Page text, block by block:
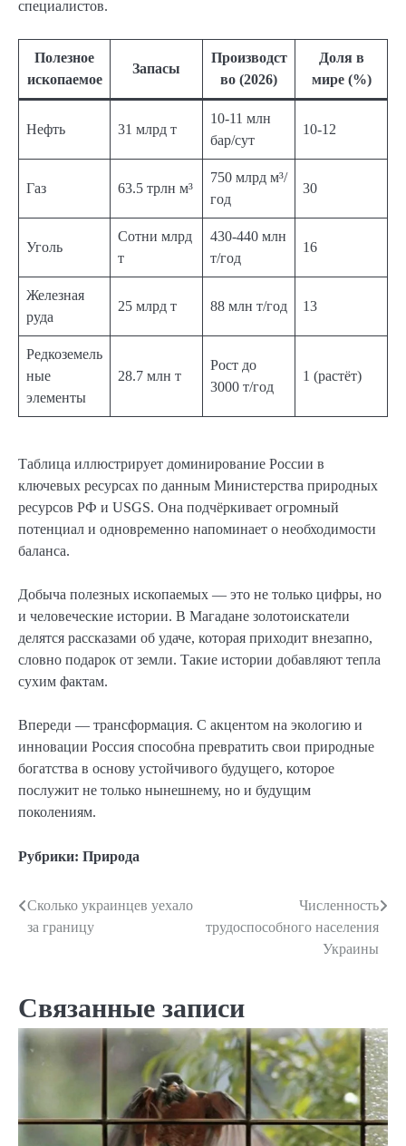
специалистов.
Полезное
ископаемое
Запасы
Производст
во (2026)
Доля в
мире (%)
Нефть 31 млрд т
10-11 млн
бар/сут
10-12
Газ 63.5 трлн м³
750 млрд м³/
год
30
Уголь
Сотни млрд
т
430-440 млн
т/год
16
Железная
руда
25 млрд т 88 млн т/год 13
Редкоземель
ные
элементы
28.7 млн т
Рост до
3000 т/год
1 (растёт)
Таблица иллюстрирует доминирование России в
ключевых ресурсах по данным Министерства природных
ресурсов РФ и USGS. Она подчёркивает огромный
потенциал и одновременно напоминает о необходимости
баланса.
Добыча полезных ископаемых — это не только цифры, но
и человеческие истории. В Магадане золотоискатели
делятся рассказами об удаче, которая приходит внезапно,
словно подарок от земли. Такие истории добавляют тепла
сухим фактам.
Впереди — трансформация. С акцентом на экологию и
инновации Россия способна превратить свои природные
богатства в основу устойчивого будущего, которое
послужит не только нынешнему, но и будущим
поколениям.
Рубрики: Природа
Навигация
Сколько украинцев уехало
за границу
Численность
трудоспособного населения
Украины
Связанные записи